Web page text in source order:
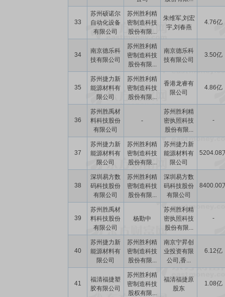
33
苏州硕诺尔
自动化设备
有限公司
苏州胜利精
密制造科技
股份有限...
朱维军,刘宏
宇,刘春燕
4.76亿
34
南京德乐科
技有限公司
苏州胜利精
密制造科技
股份有限...
南京德乐科
技有限公司
3.50亿
35
苏州捷力新
能源材料有
限公司
苏州胜利精
密制造科技
股份有限...
香港龙睿有
限公司
4.86亿
36
苏州胜禹材
料科技股份
有限公司
-
苏州胜利精
密执照科技
股份有限...
-
37
苏州捷力新
能源材料有
限公司
苏州胜利精
密制造科技
股份有限...
苏州捷力新
能源材料有
限公司
5204.08
38
深圳易方数
码科技股份
有限公司
苏州胜利精
密制造科技
股份有限...
深圳易方数
码科技股份
有限公司
8400.00
39
苏州胜禹材
料科技股份
有限公司
杨勤中
苏州胜利精
密执照科技
股份有限...
-
40
苏州捷力新
能源材料有
限公司
苏州胜利精
密制造科技
股份有限...
南京宁昇创
业投资有限
公司,香...
6.12亿
41
福清福捷塑
胶有限公司
苏州胜利精
密制造科技
股权有限...
福清福捷原
股东
1.08亿